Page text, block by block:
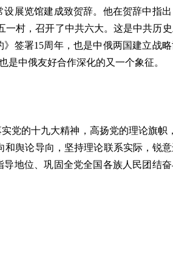
览馆建成致贺辞。他在贺辞中指出
村，召开了中共六大。这是中共历
签署15周年，也是中俄两国建立战
中俄友好合作深化的又一个象征。
的十九大精神，高扬党的理论旗帜
舆论导向，坚持理论联系实际，锐
地位、巩固全党全国各族人民团结